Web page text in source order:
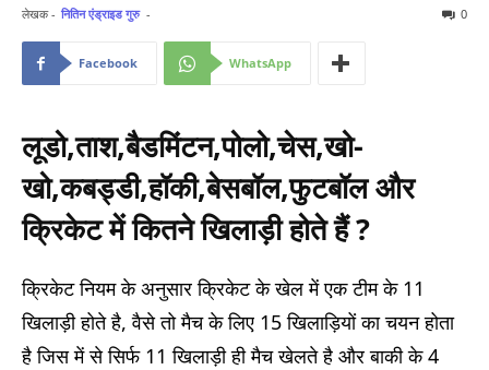
लेखक - नितिन एंड्राइड गुरु - 0
Facebook WhatsApp
लूडो,ताश,बैडमिंटन,पोलो,चेस,खो-
खो,कबड्डी,हॉकी,बेसबॉल,फुटबॉल और
क्रिकेट में कितने खिलाड़ी होते हैं ?
क्रिकेट नियम के अनुसार क्रिकेट के खेल में एक टीम के 11
खिलाड़ी होते है, वैसे तो मैच के लिए 15 खिलाड़ियों का चयन होता
है जिस में से सिर्फ 11 खिलाड़ी ही मैच खेलते है और बाकी के 4